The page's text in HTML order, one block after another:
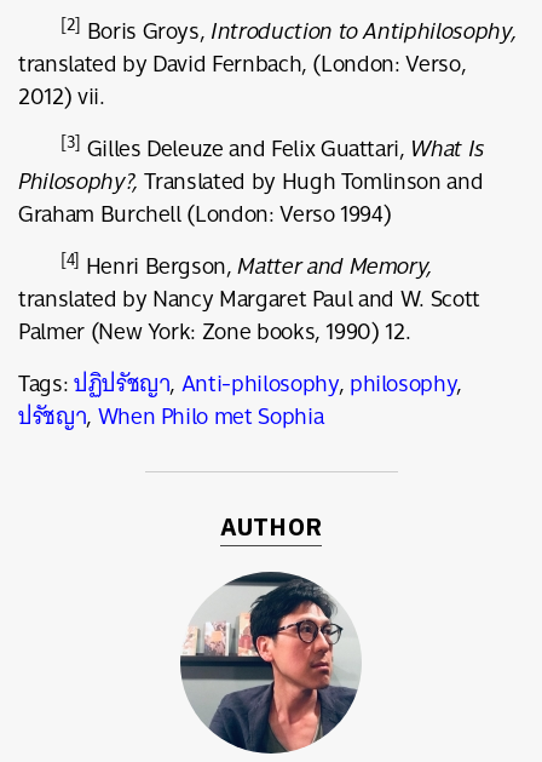
[2] Boris Groys,Introduction to Antiphilosophy,
translated by David Fernbach, (London: Verso,
2012) vii.
[3] Gilles Deleuze and Felix Guattari, What Is
Philosophy?,Translated by Hugh Tomlinson and
Graham Burchell (London: Verso 1994)
[4] Henri Bergson,Matter and Memory,
translated by Nancy Margaret Paul and W. Scott
Palmer (New York: Zone books, 1990) 12.
Tags:ปฏิปรัชญา,Anti-philosophy,philosophy,
ปรัชญา,When Philo met Sophia
AUTHOR